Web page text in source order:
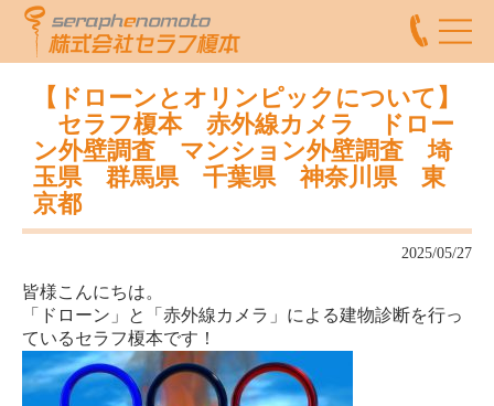
【ドローンとオリンピックについて】
セラフ榎本 赤外線カメラ ドロー
ン外壁調査 マンション外壁調査 埼
玉県 群馬県 千葉県 神奈川県 東
京都
2025/05/27
皆様こんにちは。
「ドローン」と「赤外線カメラ」による建物診断を行っ
ているセラフ榎本です！